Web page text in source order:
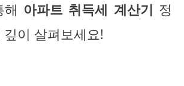
아파트 취득세 계산기 정
이 살펴보세요!